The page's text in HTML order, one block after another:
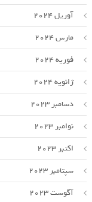
آوریل 2024
مارس 2024
فوریه 2024
ژانویه 2024
دسامبر 2023
نوامبر 2023
اکتبر 2023
سپتامبر 2023
آگوست 2023